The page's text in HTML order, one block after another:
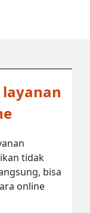
tidak
bisa
online